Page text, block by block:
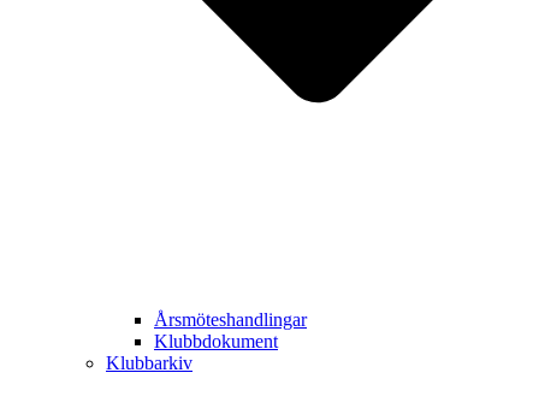
Årsmöteshandlingar
Klubbdokument
Klubbarkiv